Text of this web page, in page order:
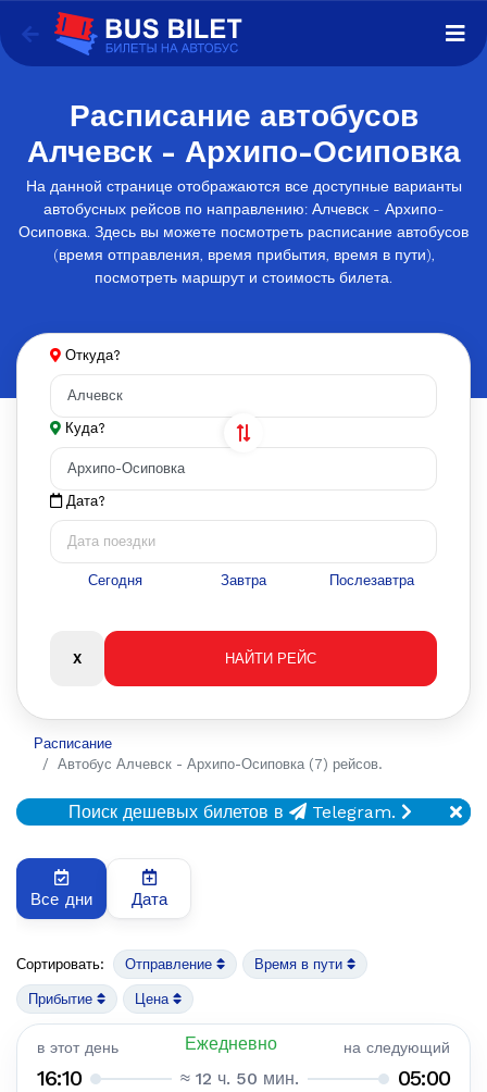
Расписание автобусов
Алчевск - Архипо-Осиповка
На данной странице отображаются все доступные варианты
автобусных рейсов по направлению: Алчевск - Архипо-
Осиповка. Здесь вы можете посмотреть расписание автобусов
(время отправления, время прибытия, время в пути),
посмотреть маршрут и стоимость билета.
Откуда?
Куда?
Дата?
Сегодня Завтра Послезавтра
Расписание
Автобус Алчевск - Архипо-Осиповка (7) рейсов.
Поиск дешевых билетов в Telegram.
Все дни Дата
Сортировать: Отправление Время в пути
Прибытие Цена
в этот день Ежедневно на следующий
16:10 ≈ 12 ч. 50 мин. 05:00